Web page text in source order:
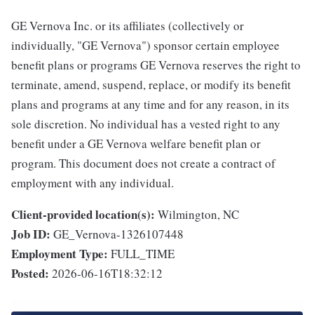
GE Vernova Inc. or its affiliates (collectively or
individually, "GE Vernova") sponsor certain employee
benefit plans or programs GE Vernova reserves the right to
terminate, amend, suspend, replace, or modify its benefit
plans and programs at any time and for any reason, in its
sole discretion. No individual has a vested right to any
benefit under a GE Vernova welfare benefit plan or
program. This document does not create a contract of
employment with any individual.
Client-provided location(s): Wilmington, NC
Job ID: GE_Vernova-1326107448
Employment Type: FULL_TIME
Posted: 2026-06-16T18:32:12